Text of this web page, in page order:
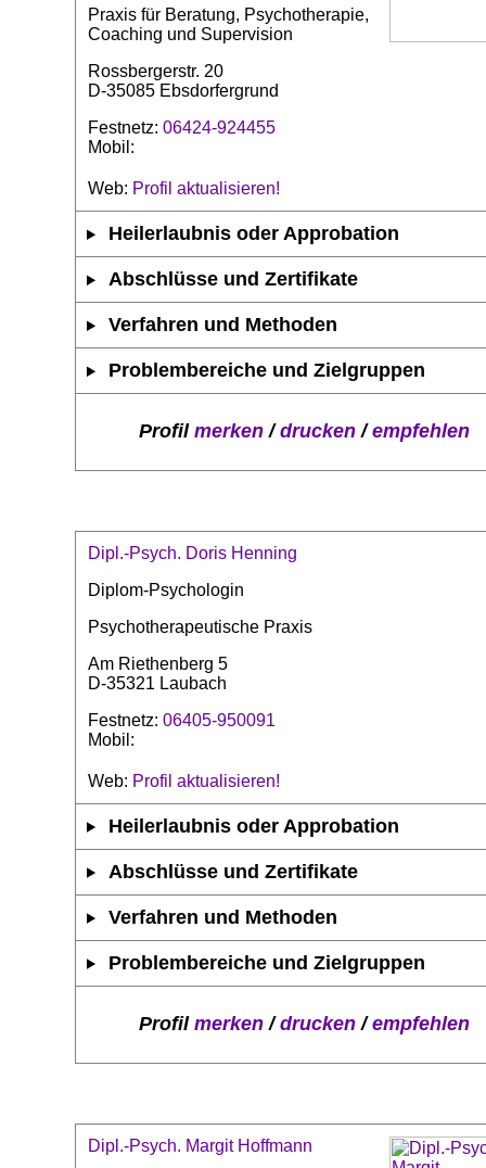
Praxis für Beratung, Psychotherapie,
Coaching und Supervision
Rossbergerstr. 20
D-35085 Ebsdorfergrund
Festnetz: 06424-924455
Mobil:
Web: Profil aktualisieren!
Heilerlaubnis oder Approbation
Abschlüsse und Zertifikate
Verfahren und Methoden
Problembereiche und Zielgruppen
Profil merken/drucken/empfehlen
Dipl.-Psych. Doris Henning
Diplom-Psychologin
Psychotherapeutische Praxis
Am Riethenberg 5
D-35321 Laubach
Festnetz: 06405-950091
Mobil:
Web: Profil aktualisieren!
Heilerlaubnis oder Approbation
Abschlüsse und Zertifikate
Verfahren und Methoden
Problembereiche und Zielgruppen
Profil merken/drucken/empfehlen
Dipl.-Psych. Margit Hoffmann